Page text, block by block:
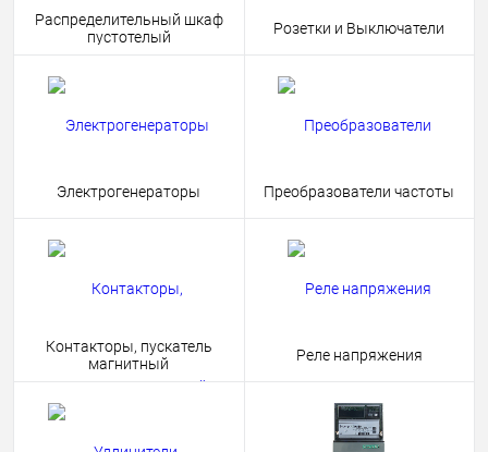
Распределительный шкаф
пустотелый
Розетки и Выключатели
Электрогенераторы Преобразователи частоты
Контакторы, пускатель
магнитный
Реле напряжения